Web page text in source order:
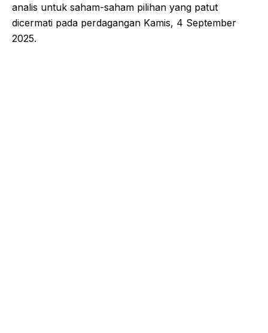
analis untuk saham-saham pilihan yang patut
dicermati pada perdagangan Kamis, 4 September
2025.